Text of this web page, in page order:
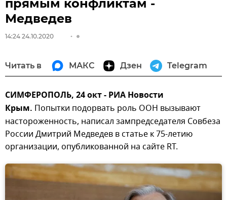
прямым конфликтам -
Медведев
14:24 24.10.2020
Читать в МАКС Дзен Telegram
СИМФЕРОПОЛЬ, 24 окт - РИА Новости
Крым. Попытки подорвать роль ООН вызывают
настороженность, написал зампредседателя Совбеза
России Дмитрий Медведев в статье к 75-летию
организации, опубликованной на сайте RT.